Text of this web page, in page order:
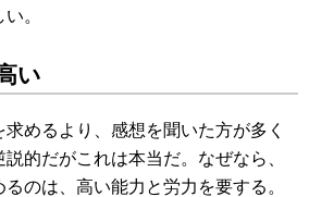
。
い
めるより、感想を聞いた方が多く
的だがこれは本当だ。なぜなら、
のは、高い能力と労力を要する。